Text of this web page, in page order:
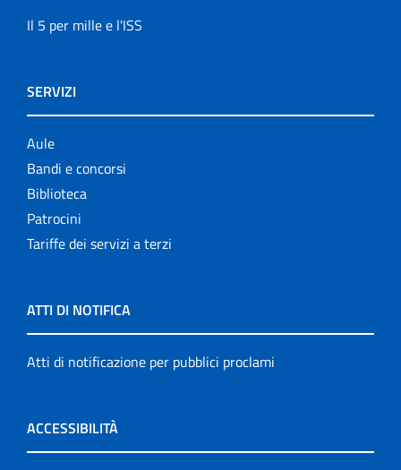
Il 5 per mille e l'ISS
SERVIZI
Aule
Bandi e concorsi
Biblioteca
Patrocini
Tariffe dei servizi a terzi
ATTI DI NOTIFICA
Atti di notificazione per pubblici proclami
ACCESSIBILITÀ